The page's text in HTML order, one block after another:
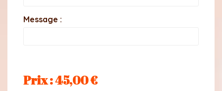
Message :
Prix : 45,00 €